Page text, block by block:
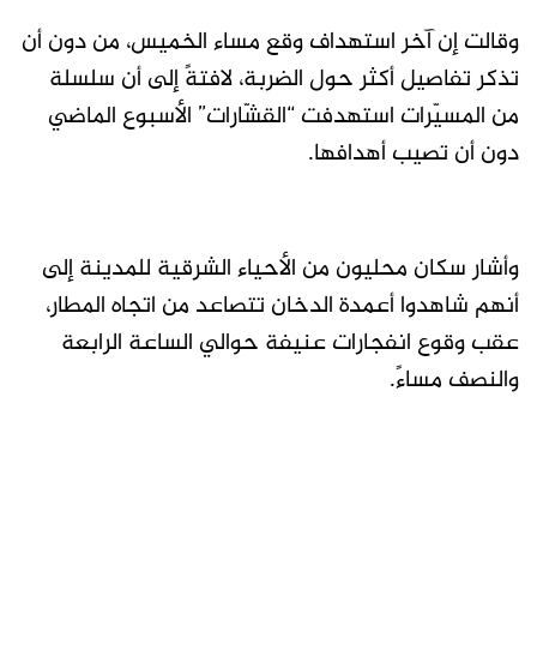
وقالت إن آخر استهداف وقع مساء الخميس، من دون أن
تذكر تفاصيل أكثر حول الضربة، لافتةً إلى أن سلسلة
من المسيّرات استهدفت “القشّارات” الأسبوع الماضي
دون أن تصيب أهدافها.
وأشار سكان محليون من الأحياء الشرقية للمدينة إلى
أنهم شاهدوا أعمدة الدخان تتصاعد من اتجاه المطار،
عقب وقوع انفجارات عنيفة حوالي الساعة الرابعة
والنصف مساءً.